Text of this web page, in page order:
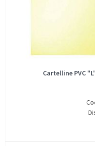
Cartelline PVC